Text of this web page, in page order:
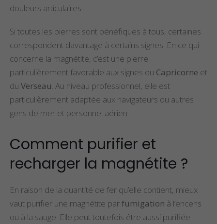
douleurs articulaires.
Si toutes les pierres sont bénéfiques à tous, certaines
correspondent davantage à certains signes. En ce qui
concerne la magnétite, c’est une pierre
particulièrement favorable aux signes du Capricorne et
du Verseau. Au niveau professionnel, elle est
particulièrement adaptée aux navigateurs ou autres
gens de mer et personnel aérien.
Comment purifier et
recharger la magnétite ?
En raison de la quantité de fer qu’elle contient, mieux
vaut purifier une magnétite parfumigation à l’encens
ou à la sauge. Elle peut toutefois être aussi purifiée